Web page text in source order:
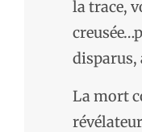
la trace,
disparus,
La mort